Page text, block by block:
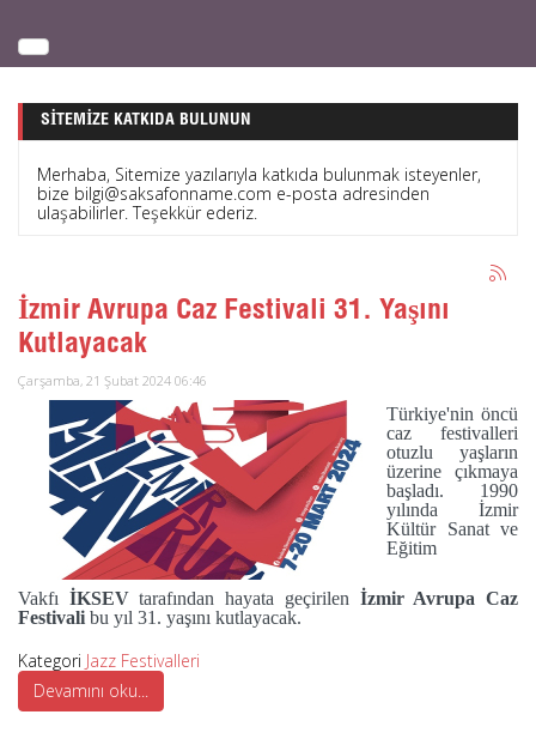
SITEMIZE KATKIDA BULUNUN
Merhaba, Sitemize yazılarıyla katkıda bulunmak isteyenler,
bize bilgi@saksafonname.com e-posta adresinden
ulaşabilirler. Teşekkür ederiz.
İzmir Avrupa Caz Festivali 31. Yaşını
Kutlayacak
Çarşamba, 21 Şubat 2024 06:46
Türkiye'nin öncü
caz festivalleri
otuzlu yaşların
üzerine çıkmaya
başladı. 1990
yılında İzmir
Kültür Sanat ve
Eğitim
Vakfı İKSEVtarafından hayata geçirilen İzmir Avrupa Caz
Festivali bu yıl 31. yaşını kutlayacak.
Kategori Jazz Festivalleri
Devamını oku...